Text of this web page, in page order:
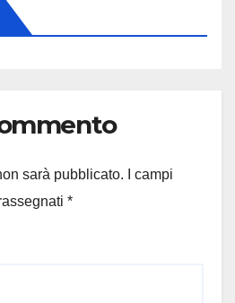
sarà pubblicato.
I campi
*